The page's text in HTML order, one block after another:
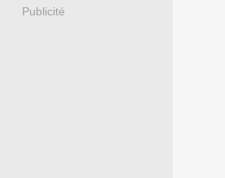
Publicité